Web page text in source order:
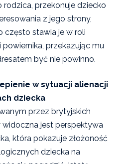
przekonuje dziecko
z jego strony,
często stawia je w roli
powiernika, przekazując mu
być nie powinno.
w sytuacji alienacji
dziecka
przez brytyjskich
jest perspektywa
która pokazuje złożoność
dziecka na